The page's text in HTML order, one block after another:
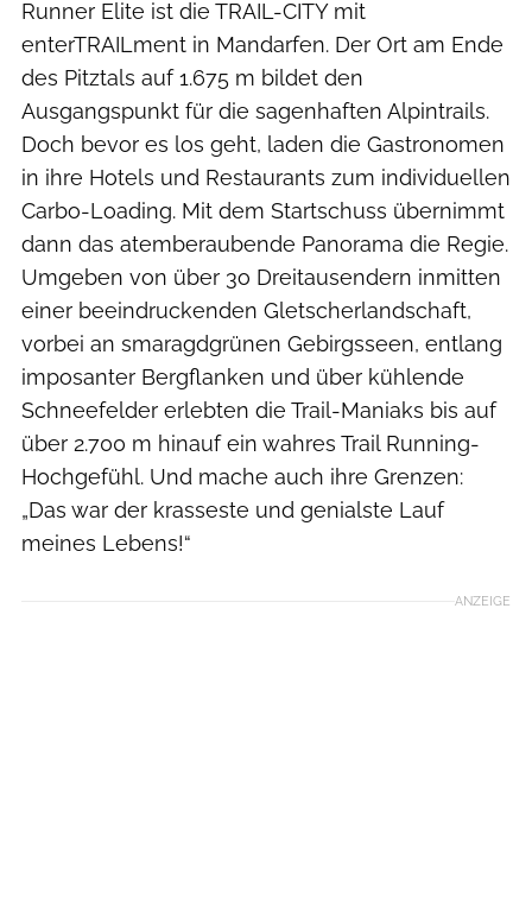
Runner Elite ist die TRAIL-CITY mit
enterTRAILment in Mandarfen. Der Ort am Ende
des Pitztals auf 1.675 m bildet den
Ausgangspunkt für die sagenhaften Alpintrails.
Doch bevor es los geht, laden die Gastronomen
in ihre Hotels und Restaurants zum individuellen
Carbo-Loading. Mit dem Startschuss übernimmt
dann das atemberaubende Panorama die Regie.
Umgeben von über 3o Dreitausendern inmitten
einer beeindruckenden Gletscherlandschaft,
vorbei an smaragdgrünen Gebirgsseen, entlang
imposanter Bergflanken und über kühlende
Schneefelder erlebten die Trail-Maniaks bis auf
über 2.700 m hinauf ein wahres Trail Running-
Hochgefühl. Und mache auch ihre Grenzen:
„Das war der krasseste und genialste Lauf
meines Lebens!“
ANZEIGE